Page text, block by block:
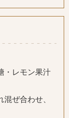
・レモン果汁
ぜ合わせ、